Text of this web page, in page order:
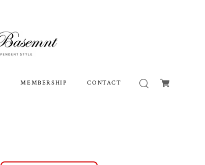
MEMBERSHIP CONTACT